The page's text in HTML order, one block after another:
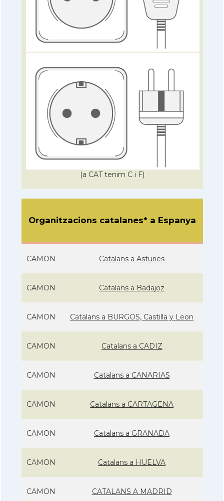
(a CAT tenim C i F)
Organitzacions catalanes* a Espanya
CAMON Catalans a Asturies
CAMON Catalans a Badajoz
CAMON Catalans a BURGOS, Castilla y Leon
CAMON Catalans a CADIZ
CAMON Catalans a CANARIAS
CAMON Catalans a CARTAGENA
CAMON Catalans a GRANADA
CAMON Catalans a HUELVA
CAMON CATALANS A MADRID